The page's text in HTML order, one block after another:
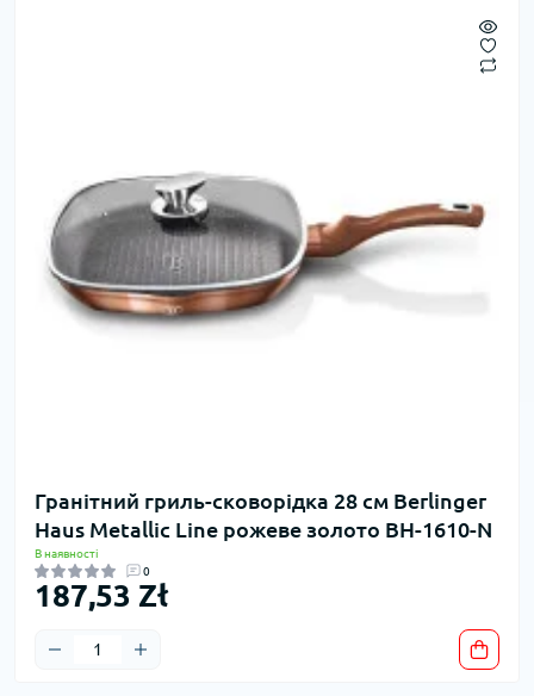
Гранітний гриль-сковорідка 28 см Berlinger
Haus Metallic Line рожеве золото BH-1610-N
В наявності
0
187,53 Zł